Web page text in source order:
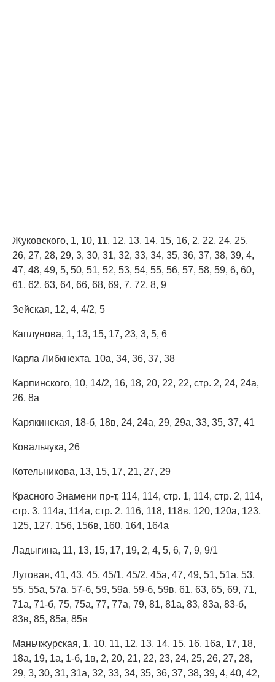
Жуковского, 1, 10, 11, 12, 13, 14, 15, 16, 2, 22, 24, 25,
26, 27, 28, 29, 3, 30, 31, 32, 33, 34, 35, 36, 37, 38, 39, 4,
47, 48, 49, 5, 50, 51, 52, 53, 54, 55, 56, 57, 58, 59, 6, 60,
61, 62, 63, 64, 66, 68, 69, 7, 72, 8, 9
Зейская, 12, 4, 4/2, 5
Каплунова, 1, 13, 15, 17, 23, 3, 5, 6
Карла Либкнехта, 10а, 34, 36, 37, 38
Карпинского, 10, 14/2, 16, 18, 20, 22, 22, стр. 2, 24, 24а,
26, 8а
Карякинская, 18-б, 18в, 24, 24а, 29, 29а, 33, 35, 37, 41
Ковальчука, 26
Котельникова, 13, 15, 17, 21, 27, 29
Красного Знамени пр-т, 114, 114, стр. 1, 114, стр. 2, 114,
стр. 3, 114а, 114а, стр. 2, 116, 118, 118в, 120, 120а, 123,
125, 127, 156, 156в, 160, 164, 164а
Ладыгина, 11, 13, 15, 17, 19, 2, 4, 5, 6, 7, 9, 9/1
Луговая, 41, 43, 45, 45/1, 45/2, 45а, 47, 49, 51, 51а, 53,
55, 55а, 57а, 57-б, 59, 59а, 59-б, 59в, 61, 63, 65, 69, 71,
71а, 71-б, 75, 75а, 77, 77а, 79, 81, 81а, 83, 83а, 83-б,
83в, 85, 85а, 85в
Маньчжурская, 1, 10, 11, 12, 13, 14, 15, 16, 16а, 17, 18,
18а, 19, 1а, 1-б, 1в, 2, 20, 21, 22, 23, 24, 25, 26, 27, 28,
29, 3, 30, 31, 31а, 32, 33, 34, 35, 36, 37, 38, 39, 4, 40, 42,